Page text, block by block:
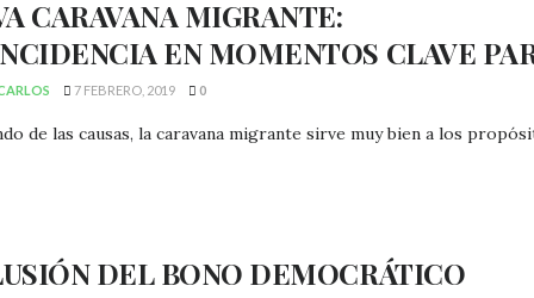
CARAVANA MIGRANTE:
EN MOMENTOS CLAVE
7 FEBRERO, 2019 0
de las causas, la caravana migrante sirve muy bien a los
DEL BONO DEMOCRÁTICO